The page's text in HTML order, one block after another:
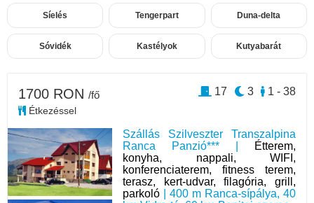
Síelés Tengerpart Duna-delta
Sóvidék Kastélyok Kutyabarát
Szállás Szilveszter Transzalpina
Ranca Panzió*** |
Étterem,
konyha, nappali, WIFI,
konferenciaterem, fitness terem,
terasz, kert-udvar, filagória, grill,
parkoló | 400 m Ranca-sípálya, 40
1700 RON /fő
Étkezéssel
1 - 38
3
17